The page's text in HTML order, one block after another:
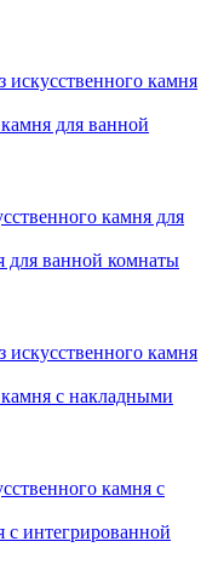
для ванной
для ванной комнаты
с накладными
с интегрированной